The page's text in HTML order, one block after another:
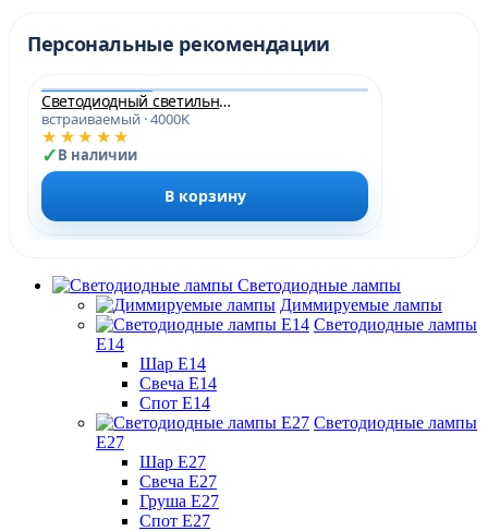
Персональные рекомендации
Светодиодный светильник PLED DL6 24w 4000K WH IP40 Jazzway
встраиваемый · 4000K
★★★★★
В наличии
В корзину
Светодиодные лампы
Диммируемые лампы
Светодиодные лампы
Е14
Шар Е14
Свеча Е14
Спот Е14
Светодиодные лампы
Е27
Шар Е27
Свеча Е27
Груша Е27
Спот Е27